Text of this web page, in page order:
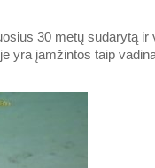
30 metų sudarytą ir
yra įamžintos taip